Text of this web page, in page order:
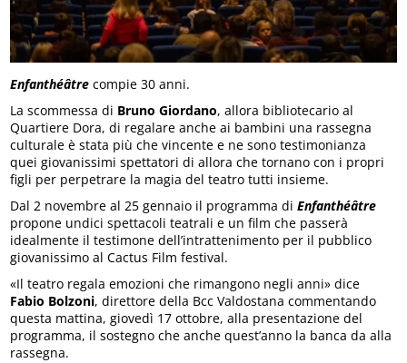
Enfanthéâtre compie 30 anni.
La scommessa di Bruno Giordano, allora bibliotecario al
Quartiere Dora, di regalare anche ai bambini una rassegna
culturale è stata più che vincente e ne sono testimonianza
quei giovanissimi spettatori di allora che tornano con i propri
figli per perpetrare la magia del teatro tutti insieme.
Dal 2 novembre al 25 gennaio il programma diEnfanthéâtre
propone undici spettacoli teatrali e un film che passerà
idealmente il testimone dell’intrattenimento per il pubblico
giovanissimo al Cactus Film festival.
«Il teatro regala emozioni che rimangono negli anni» dice
Fabio Bolzoni, direttore della Bcc Valdostana commentando
questa mattina, giovedì 17 ottobre, alla presentazione del
programma, il sostegno che anche quest’anno la banca da alla
rassegna.